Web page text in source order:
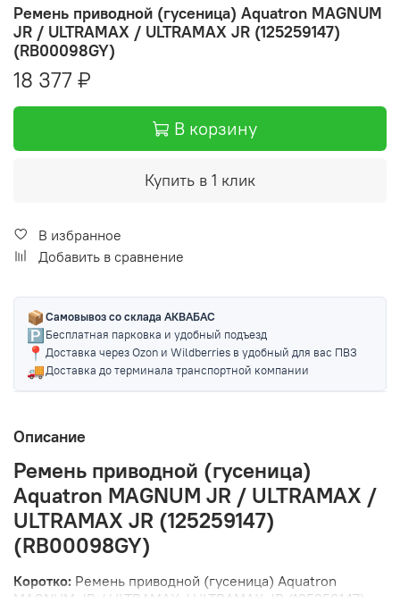
Ремень приводной (гусеница) Aquatron MAGNUM
JR / ULTRAMAX / ULTRAMAX JR (125259147)
(RB00098GY)
18 377 ₽
В корзину
Купить в 1 клик
В избранное
Добавить в сравнение
📦Самовывоз со склада АКВАБАС
🅿️ Бесплатная парковка и удобный подъезд
📍 Доставка через Ozon и Wildberries в удобный для вас ПВЗ
🚚Доставка до терминала транспортной компании
Описание
Ремень приводной (гусеница)
Aquatron MAGNUM JR / ULTRAMAX /
ULTRAMAX JR (125259147)
(RB00098GY)
Коротко: Ремень приводной (гусеница) Aquatron
MAGNUM JR / ULTRAMAX / ULTRAMAX JR (125259147)